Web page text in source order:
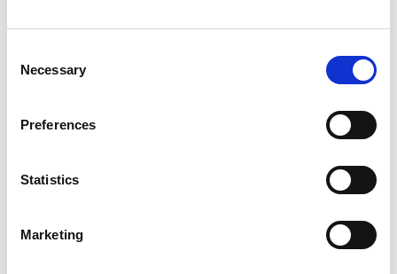
Selection
Necessary
Preferences
Statistics
Marketing
acompañar a empresas que quieren unificar
nuestro perfil como empresa contable
especializada en Odoo
en el directorio oficial de Odoo.
Contacta ahora